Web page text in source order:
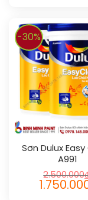
-30%
Sơn Dulux
A991
2.500.000